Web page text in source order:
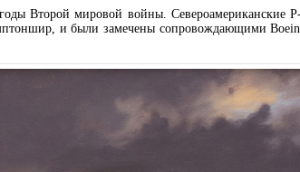
Второй мировой войны.
и были замечены сопровождающими